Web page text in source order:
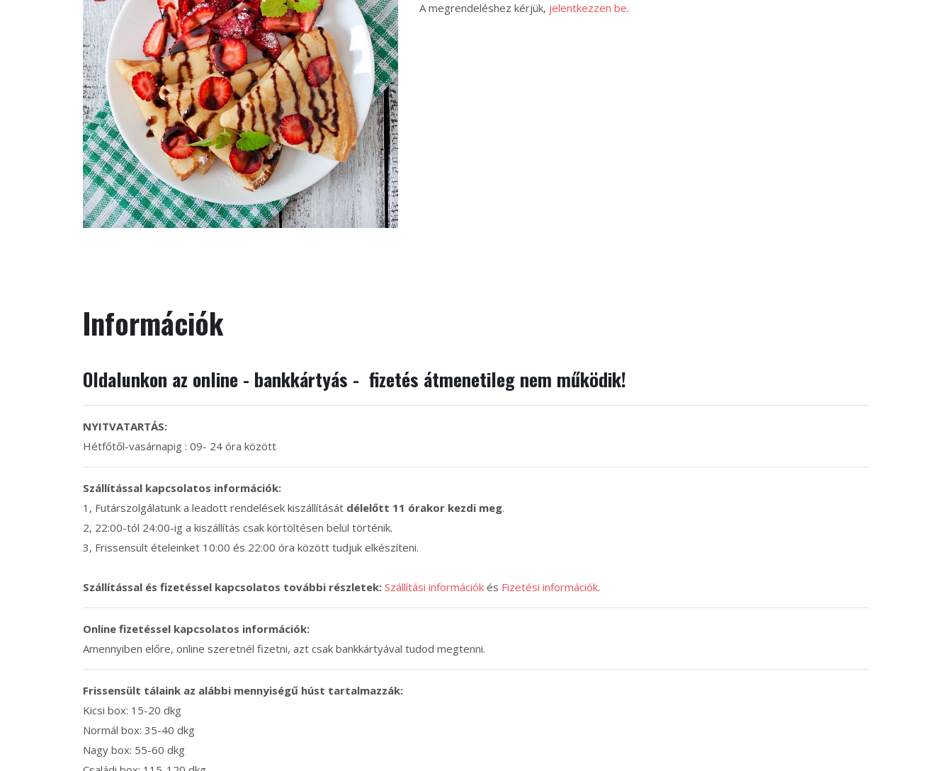
A megrendeléshez kérjük, jelentkezzen be.
Információk
Oldalunkon az online - bankkártyás - fizetés átmenetileg nem működik!
NYITVATARTÁS:
Hétfőtől-vasárnapig : 09- 24 óra között
Szállítással kapcsolatos információk:
1, Futárszolgálatunk a leadott rendelések kiszállítását délelőtt 11 órakor kezdi meg.
2, 22:00-tól 24:00-ig a kiszállítás csak körtöltésen belül történik.
3, Frissensült ételeinket 10:00 és 22:00 óra között tudjuk elkészíteni.
Szállítással és fizetéssel kapcsolatos további részletek: Szállítási információk és Fizetési információk.
Online fizetéssel kapcsolatos információk:
Amennyiben előre, online szeretnél fizetni, azt csak bankkártyával tudod megtenni.
Frissensült tálaink az alábbi mennyiségű húst tartalmazzák:
Kicsi box: 15-20 dkg
Normál box: 35-40 dkg
Nagy box: 55-60 dkg